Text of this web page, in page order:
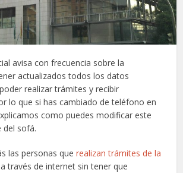
avisa con frecuencia sobre la
actualizados todos los datos
realizar trámites y recibir
lo que si has cambiado de teléfono en
como puedes modificar este
del sofá.
las personas querealizan trámites de la
a través de internet sin tener que